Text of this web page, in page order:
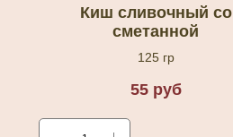
Киш сливочный со
сметанной
125 гр
55 руб